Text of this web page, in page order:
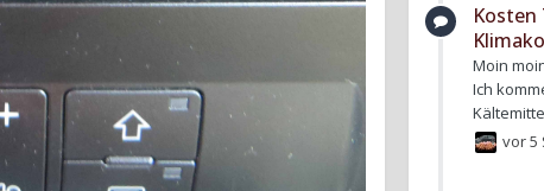
Kosten
Moin
Ich
vor 5